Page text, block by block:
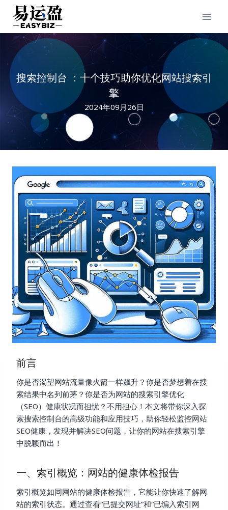
content
搜索控制台 ：十个技巧助你优化网站搜索引
擎
2024年09月26日
前言
你是否渴望网站流量像火箭一样飙升？你是否梦想着在搜
索结果中名列前茅？你是否为网站的搜索引擎优化
（SEO）健康状况而担忧？不用担心！本文将带你深入探
索搜索控制台的高级功能和应用技巧，助你轻松监控网站
SEO健康，发现并解决SEO问题，让你的网站在搜索引擎
中脱颖而出！
一、索引概览：网站的健康体检报告
索引概览如同网站的健康体检报告，它能让你快速了解网
站的索引状态。通过查看“已提交网址”和“已编入索引网